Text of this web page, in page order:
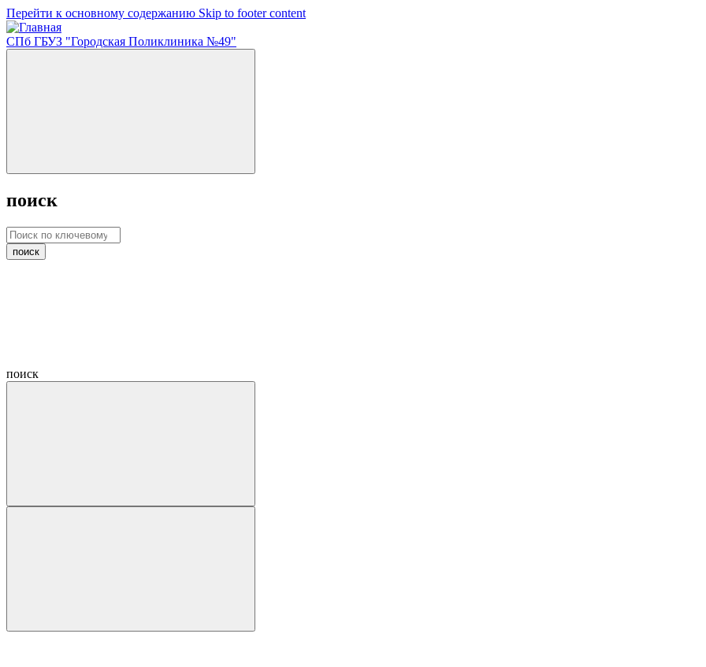
Перейти к основному содержанию Skip to footer content
СПб ГБУЗ "Городская Поликлиника №49"
поиск
поиск
поиск